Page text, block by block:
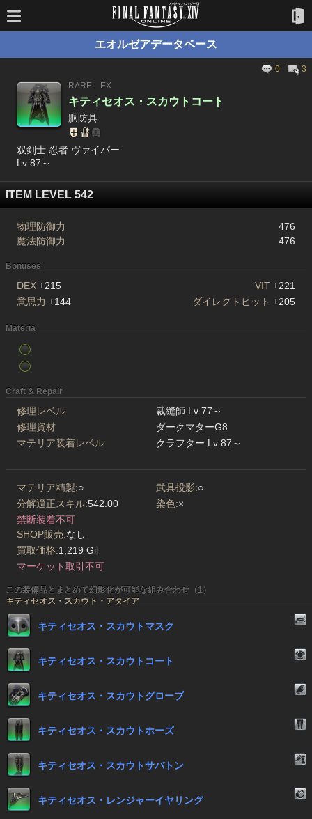
エオルゼアデータベース
0
3
RARE
EX
キティセオス・スカウトコート
胴防具
双剣士 忍者 ヴァイパー
Lv 87～
ITEM LEVEL 542
物理防御力
476
魔法防御力
476
Bonuses
DEX +215 VIT +221
意思力 +144 ダイレクトヒット +205
Materia
Craft & Repair
修理レベル
裁縫師 Lv 77～
修理資材
ダークマターG8
マテリア装着レベル
クラフター Lv 87～
マテリア精製:○ 武具投影:○
分解適正スキル:542.00 染色:×
禁断装着不可
SHOP販売:なし
買取価格:1,219 Gil
マーケット取引不可
この装備品とまとめて幻影化が可能な組み合わせ（1）
キティセオス・スカウト・アタイア
キティセオス・スカウトマスク
キティセオス・スカウトコート
キティセオス・スカウトグローブ
キティセオス・スカウトホーズ
キティセオス・スカウトサバトン
キティセオス・レンジャーイヤリング